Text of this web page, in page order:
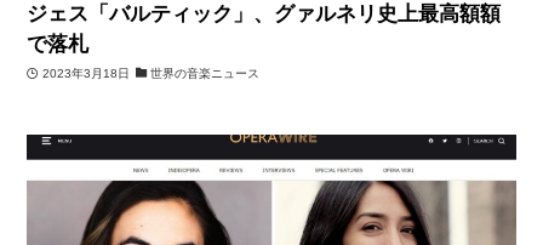
ジェス「バルティック」、グァルネリ史上最高額額
で落札
2023年3月18日 世界の音楽ニュース